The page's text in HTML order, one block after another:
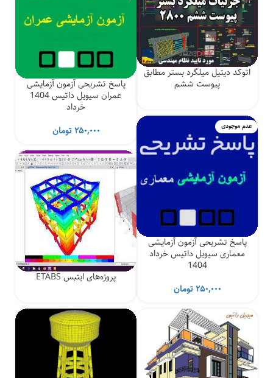
اتوکد دیتیل میلگرد بستر مطابق
پیوست ششم پاسخ تشریحی آزمون آزمایشی
عمران سیویل داتیس 1404
خرداد
۲۵۰,۰۰۰تومان عدم موجودی
پاسخ تشریحی آزمون آزمایشی
معماری سیویل داتیس خرداد
1404
۲۵۰,۰۰۰تومان
پروژه‌های ایتبس ETABS